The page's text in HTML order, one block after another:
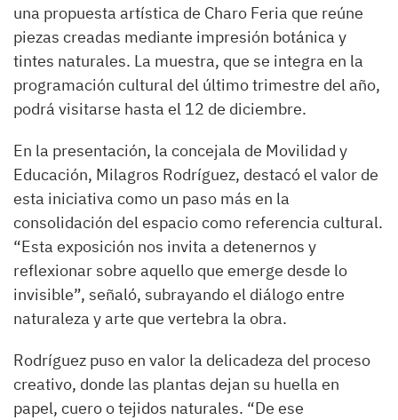
una propuesta artística de Charo Feria que reúne
piezas creadas mediante impresión botánica y
tintes naturales. La muestra, que se integra en la
programación cultural del último trimestre del año,
podrá visitarse hasta el 12 de diciembre.
En la presentación, la concejala de Movilidad y
Educación, Milagros Rodríguez, destacó el valor de
esta iniciativa como un paso más en la
consolidación del espacio como referencia cultural.
“Esta exposición nos invita a detenernos y
reflexionar sobre aquello que emerge desde lo
invisible”, señaló, subrayando el diálogo entre
naturaleza y arte que vertebra la obra.
Rodríguez puso en valor la delicadeza del proceso
creativo, donde las plantas dejan su huella en
papel, cuero o tejidos naturales. “De ese